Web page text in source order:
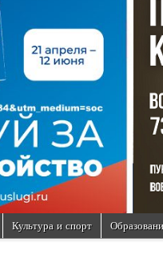
Культура и спорт